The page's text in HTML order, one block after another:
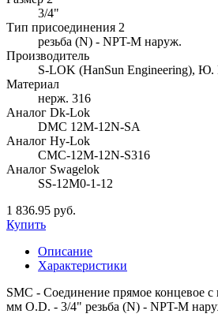
3/4"
Тип присоединения 2
резьба (N) - NPT-M наруж.
Производитель
S-LOK (HanSun Engineering), Ю.
Материал
нерж. 316
Аналог Dk-Lok
DMC 12M-12N-SA
Аналог Hy-Lok
CMC-12M-12N-S316
Аналог Swagelok
SS-12M0-1-12
1 836.95 руб.
Купить
Описание
Характеристики
SMC - Соединение прямое концевое с
мм O.D. - 3/4" резьба (N) - NPT-M